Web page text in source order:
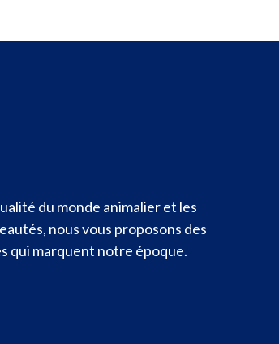
du monde animalier et les
nous vous proposons des
qui marquent notre époque.